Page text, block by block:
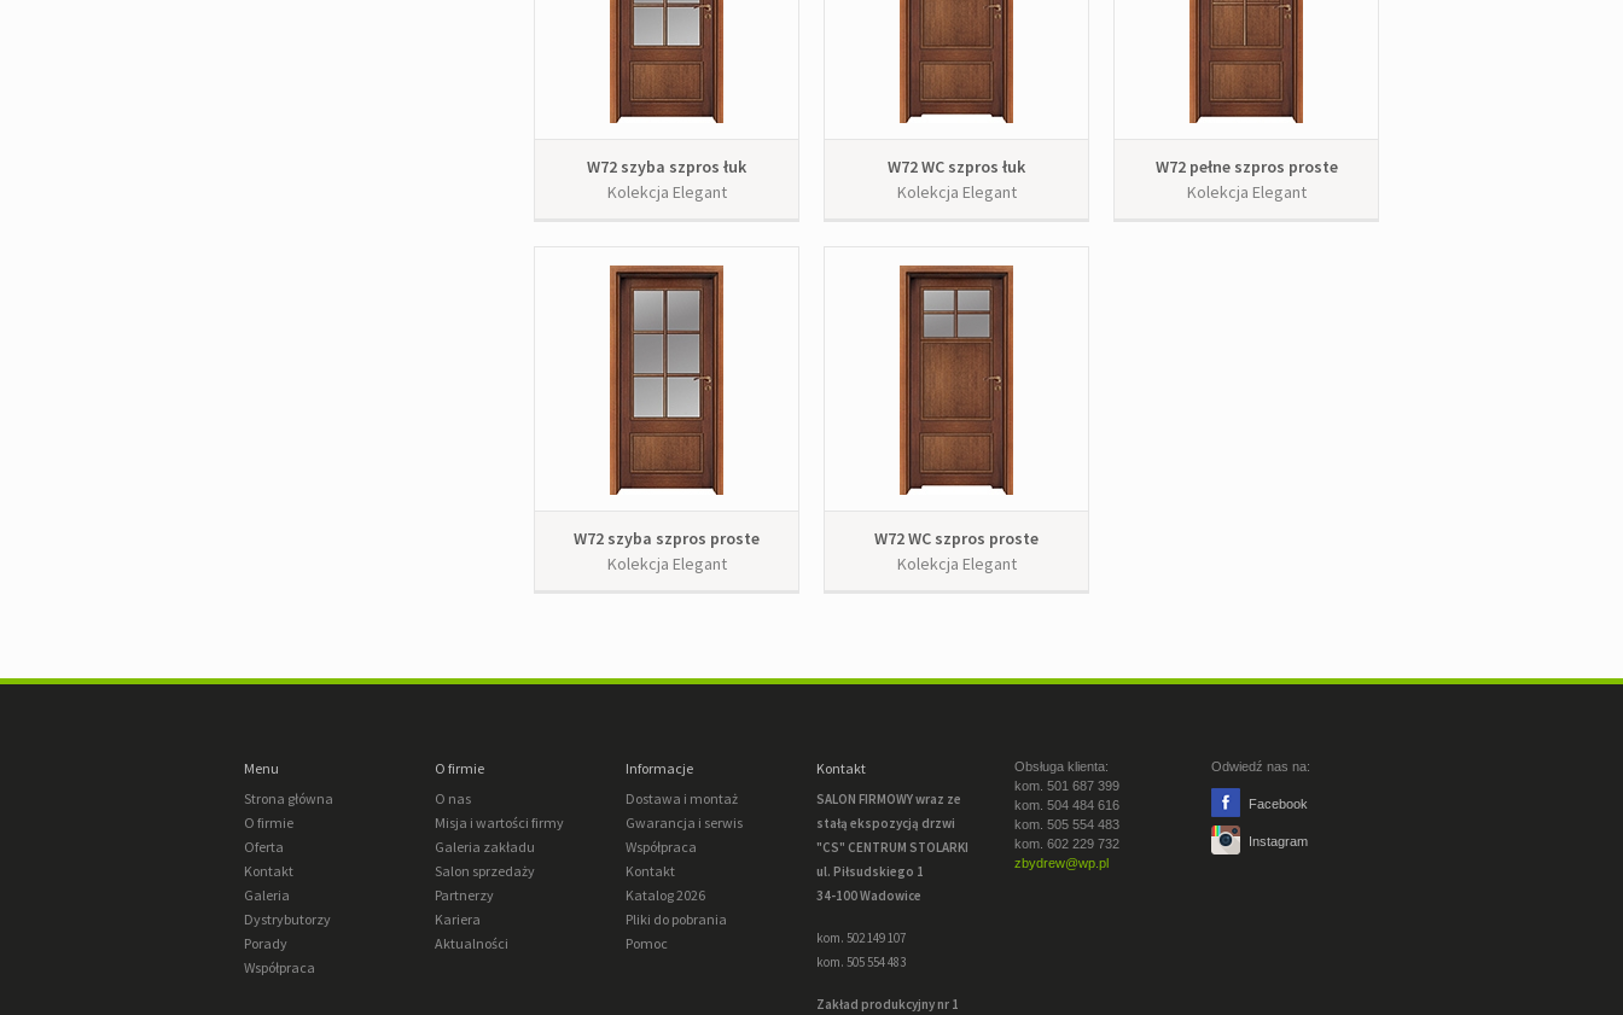
W72 szyba szpros łuk
Kolekcja Elegant
W72 WC szpros łuk
Kolekcja Elegant
W72 pełne szpros proste
Kolekcja Elegant
W72 szyba szpros proste
Kolekcja Elegant
W72 WC szpros proste
Kolekcja Elegant
Menu
Strona główna
O firmie
Oferta
Kontakt
Galeria
Dystrybutorzy
Porady
Współpraca
O firmie
O nas
Misja i wartości firmy
Galeria zakładu
Salon sprzedaży
Partnerzy
Kariera
Aktualności
Informacje
Dostawa i montaż
Gwarancja i serwis
Współpraca
Kontakt
Katalog 2026
Pliki do pobrania
Pomoc
Kontakt
SALON FIRMOWY wraz ze
stałą ekspozycją drzwi
"CS" CENTRUM STOLARKI
ul. Piłsudskiego 1
34-100 Wadowice
kom. 502 149 107
kom. 505 554 483
Zakład produkcyjny nr 1
Obsługa klienta:
kom. 501 687 399
kom. 504 484 616
kom. 505 554 483
kom. 602 229 732
zbydrew@wp.pl
Odwiedź nas na:
Facebook
Instagram